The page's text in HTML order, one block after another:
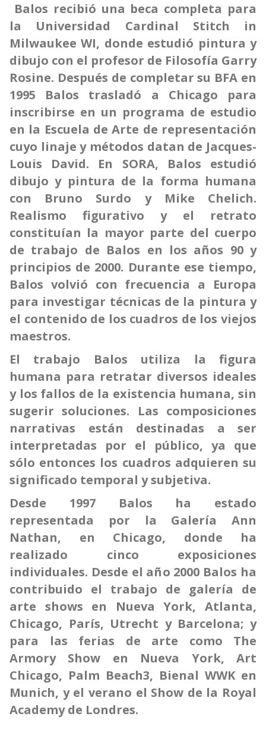
Balos recibió una beca completa para
la Universidad Cardinal Stitch in
Milwaukee WI, donde estudió pintura y
dibujo con el profesor de Filosofía Garry
Rosine. Después de completar su BFA en
1995 Balos trasladó a Chicago para
inscribirse en un programa de estudio
en la Escuela de Arte de representación
cuyo linaje y métodos datan de Jacques-
Louis David. En SORA, Balos estudió
dibujo y pintura de la forma humana
con Bruno Surdo y Mike Chelich.
Realismo figurativo y el retrato
constituían la mayor parte del cuerpo
de trabajo de Balos en los años 90 y
principios de 2000. Durante ese tiempo,
Balos volvió con frecuencia a Europa
para investigar técnicas de la pintura y
el contenido de los cuadros de los viejos
maestros.
El trabajo Balos utiliza la figura
humana para retratar diversos ideales
y los fallos de la existencia humana, sin
sugerir soluciones. Las composiciones
narrativas están destinadas a ser
interpretadas por el público, ya que
sólo entonces los cuadros adquieren su
significado temporal y subjetiva.
Desde 1997 Balos ha estado
representada por la Galería Ann
Nathan, en Chicago, donde ha
realizado cinco exposiciones
individuales. Desde el año 2000 Balos ha
contribuido el trabajo de galería de
arte shows en Nueva York, Atlanta,
Chicago, París, Utrecht y Barcelona; y
para las ferias de arte como The
Armory Show en Nueva York, Art
Chicago, Palm Beach3, Bienal WWK en
Munich, y el verano el Show de la Royal
Academy de Londres.